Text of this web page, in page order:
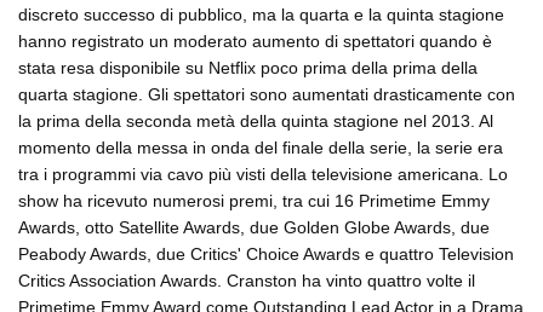
discreto successo di pubblico, ma la quarta e la quinta stagione
hanno registrato un moderato aumento di spettatori quando è
stata resa disponibile su Netflix poco prima della prima della
quarta stagione. Gli spettatori sono aumentati drasticamente con
la prima della seconda metà della quinta stagione nel 2013. Al
momento della messa in onda del finale della serie, la serie era
tra i programmi via cavo più visti della televisione americana. Lo
show ha ricevuto numerosi premi, tra cui 16 Primetime Emmy
Awards, otto Satellite Awards, due Golden Globe Awards, due
Peabody Awards, due Critics' Choice Awards e quattro Television
Critics Association Awards. Cranston ha vinto quattro volte il
Primetime Emmy Award come Outstanding Lead Actor in a Drama